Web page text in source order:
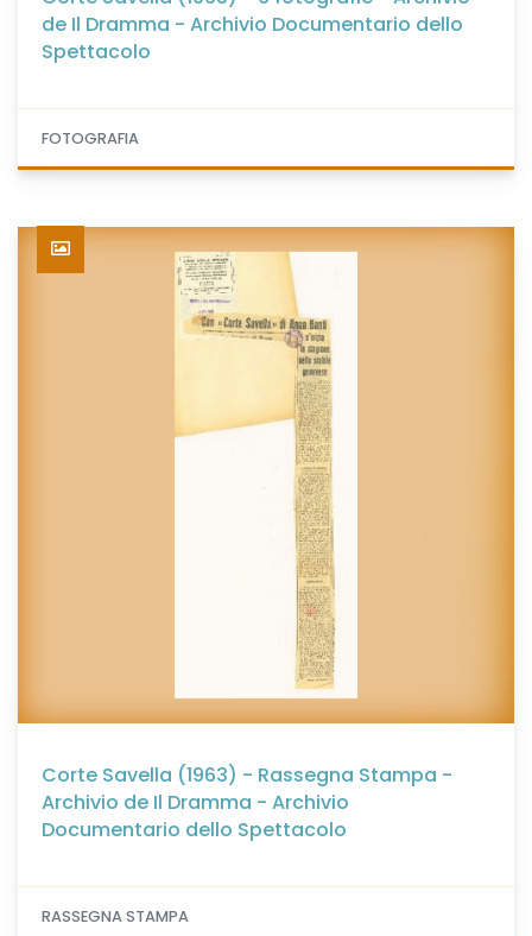
de Il Dramma - Archivio Documentario dello
Spettacolo
FOTOGRAFIA
Corte Savella (1963) - Rassegna Stampa -
Archivio de Il Dramma - Archivio
Documentario dello Spettacolo
RASSEGNA STAMPA